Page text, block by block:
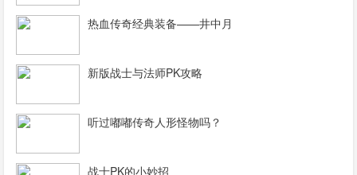
热血传奇经典装备——井中月
新版战士与法师PK攻略
听过嘟嘟传奇人形怪物吗？
战士PK的小妙招